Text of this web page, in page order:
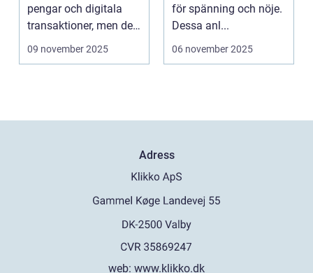
pengar och digitala
transaktioner, men de
...
09 november 2025
för spänning och nöje.
Dessa anl...
06 november 2025
Adress
web: www.klikko.dk